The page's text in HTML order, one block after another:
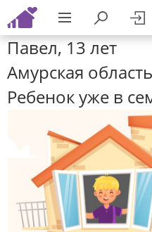
Павел, 13 лет
Амурская область
Ребенок уже в